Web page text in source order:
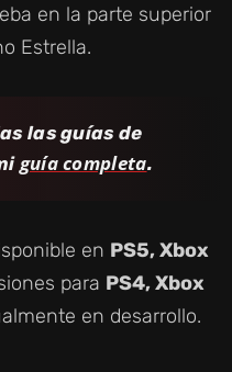
en la parte superior
Estrella.
las guías de
guía completa.
en PS5, Xbox
para PS4, Xbox
en desarrollo.